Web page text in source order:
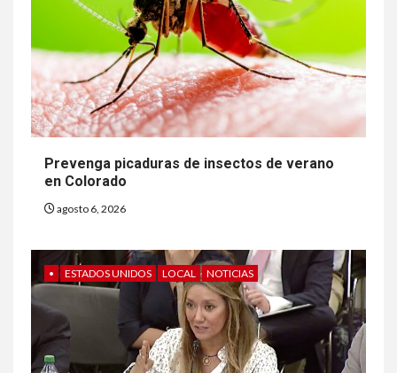
Prevenga picaduras de insectos de verano
en Colorado
agosto 6, 2026
• ESTADOS UNIDOS LOCAL NOTICIAS